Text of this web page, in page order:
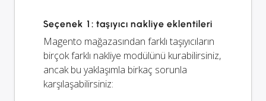
Seçenek 1: taşıyıcı nakliye eklentileri
Magento mağazasından farklı taşıyıcıların
birçok farklı nakliye modülünü kurabilirsiniz,
ancak bu yaklaşımla birkaç sorunla
karşılaşabilirsiniz: